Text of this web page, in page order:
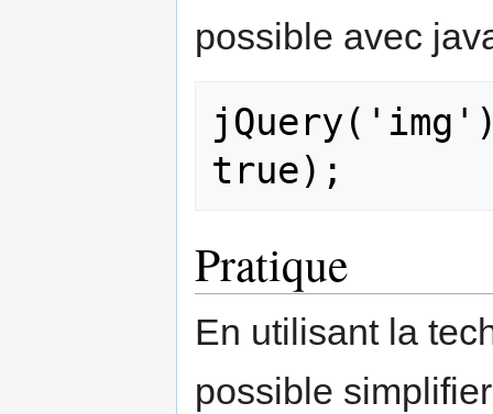
possible avec
Pratique
En utilisant la
possible